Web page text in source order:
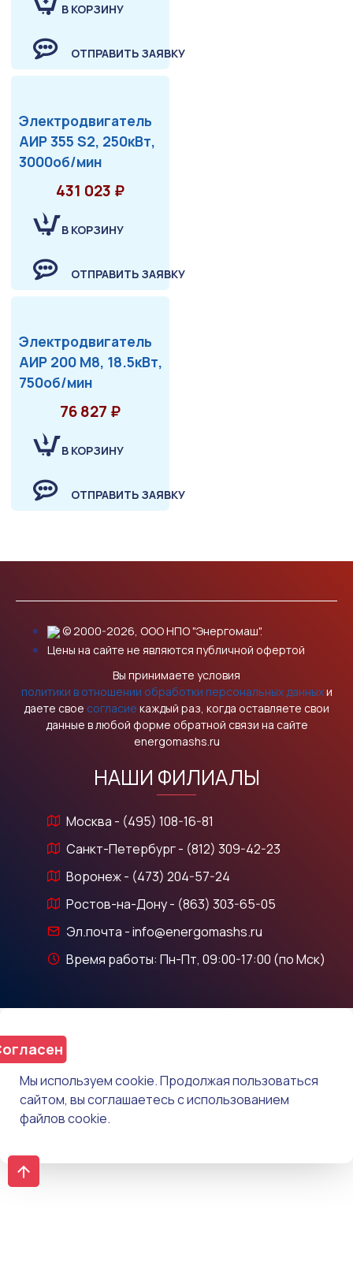
В КОРЗИНУ
ОТПРАВИТЬ ЗАЯВКУ
Электродвигатель
АИР 355 S2, 250кВт,
3000об/мин
431 023 ₽
В КОРЗИНУ
ОТПРАВИТЬ ЗАЯВКУ
Электродвигатель
АИР 200 М8, 18.5кВт,
750об/мин
76 827 ₽
В КОРЗИНУ
ОТПРАВИТЬ ЗАЯВКУ
© 2000-2026, ООО НПО "Энергомаш".
Цены на сайте не являются публичной офертой
Вы принимаете условия
политики в отношении обработки персональных данныхи
даете свое согласие каждый раз, когда оставляете свои
данные в любой форме обратной связи на сайте
energomashs.ru
НАШИ ФИЛИАЛЫ
Москва - (495) 108-16-81
Санкт-Петербург - (812) 309-42-23
Воронеж - (473) 204-57-24
Ростов-на-Дону - (863) 303-65-05
Эл.почта - info@energomashs.ru
Время работы: Пн-Пт, 09:00-17:00 (по Мск)
Мы используем cookie. Продолжая пользоваться
сайтом, вы соглашаетесь с использованием
файлов cookie.